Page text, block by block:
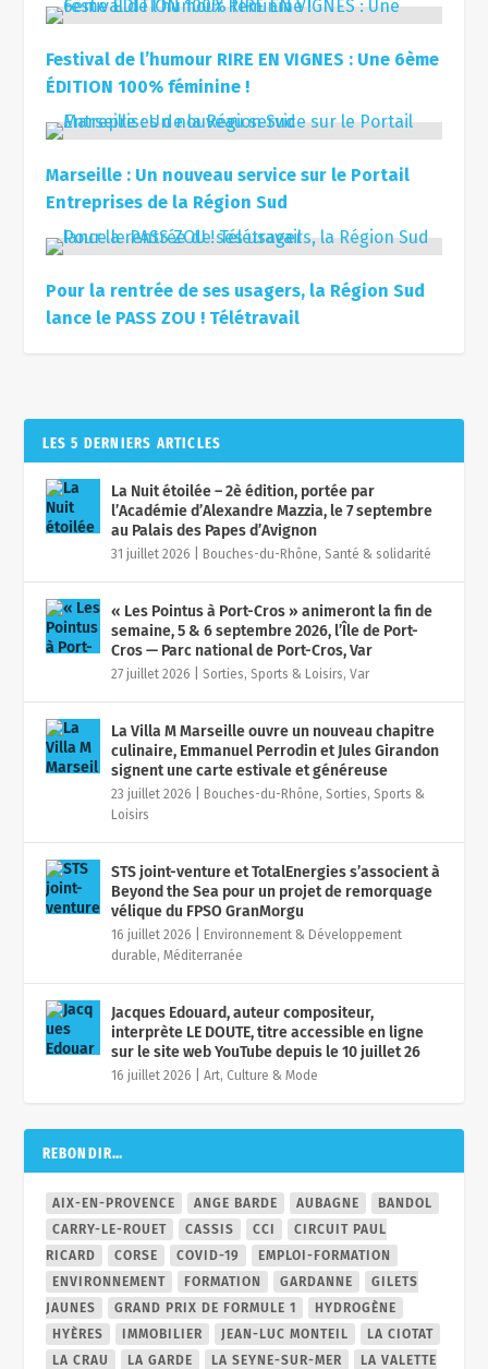
Festival de l’humour RIRE EN VIGNES : Une 6ème
ÉDITION 100% féminine !
Marseille : Un nouveau service sur le Portail
Entreprises de la Région Sud
Pour la rentrée de ses usagers, la Région Sud
lance le PASS ZOU ! Télétravail
LES 5 DERNIERS ARTICLES
La Nuit étoilée – 2è édition, portée par
l’Académie d’Alexandre Mazzia, le 7 septembre
au Palais des Papes d’Avignon
31 juillet 2026 |Bouches-du-Rhône,Santé & solidarité
« Les Pointus à Port-Cros » animeront la fin de
semaine, 5 & 6 septembre 2026, l’Île de Port-
Cros — Parc national de Port-Cros, Var
27 juillet 2026 |Sorties, Sports & Loisirs,Var
La Villa M Marseille ouvre un nouveau chapitre
culinaire, Emmanuel Perrodin et Jules Girandon
signent une carte estivale et généreuse
23 juillet 2026 |Bouches-du-Rhône,Sorties, Sports &
Loisirs
STS joint-venture et TotalEnergies s’associent à
Beyond the Sea pour un projet de remorquage
vélique du FPSO GranMorgu
16 juillet 2026 |Environnement & Développement
durable,Méditerranée
Jacques Edouard, auteur compositeur,
interprète LE DOUTE, titre accessible en ligne
sur le site web YouTube depuis le 10 juillet 26
16 juillet 2026 |Art, Culture & Mode
REBONDIR…
AIX-EN-PROVENCE ANGE BARDE AUBAGNE
BANDOL
CARRY-LE-ROUET
CASSIS CCI
CIRCUIT PAUL
RICARD
CORSE COVID-19
EMPLOI-FORMATION
ENVIRONNEMENT
FORMATION GARDANNE
GILETS
JAUNES
GRAND PRIX DE FORMULE 1
HYDROGÈNE
HYÈRES
IMMOBILIER JEAN-LUC MONTEIL
LA CIOTAT
LA CRAU
LA GARDE LA SEYNE-SUR-MER
LA VALETTE